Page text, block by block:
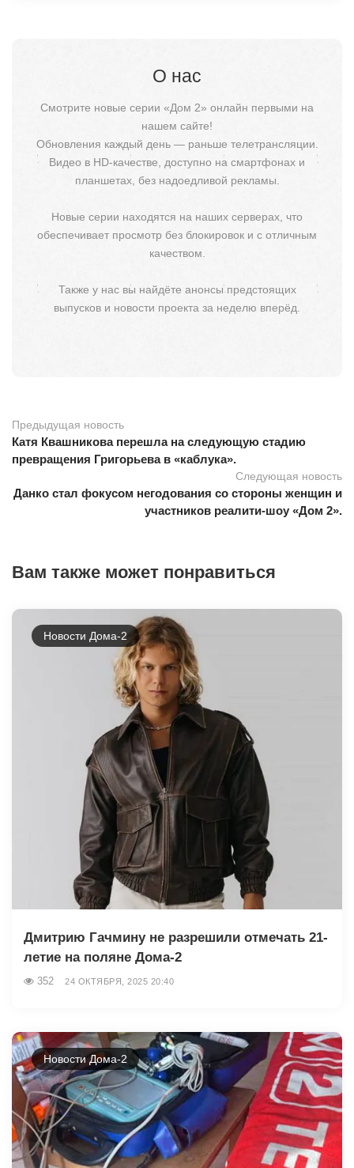
О нас
Смотрите новые серии «Дом 2» онлайн первыми на
нашем сайте!
Обновления каждый день — раньше телетрансляции.
Видео в HD-качестве, доступно на смартфонах и
планшетах, без надоедливой рекламы.
Новые серии находятся на наших серверах, что
обеспечивает просмотр без блокировок и с отличным
качеством.
Также у нас вы найдёте анонсы предстоящих
выпусков и новости проекта за неделю вперёд.
Предыдущая новость
Катя Квашникова перешла на следующую стадию
превращения Григорьева в «каблука».
Следующая новость
Данко стал фокусом негодования со стороны женщин и
участников реалити-шоу «Дом 2».
Вам также может понравиться
Новости Дома-2
Дмитрию Гачмину не разрешили отмечать 21-
летие на поляне Дома-2
352 24 ОКТЯБРЯ, 2025 20:40
Новости Дома-2